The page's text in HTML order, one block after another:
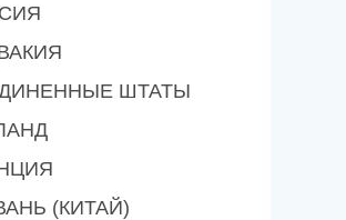
ШТАТЫ
(КИТАЙ)